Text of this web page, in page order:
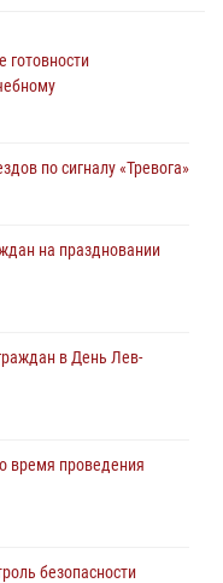
готовности
по сигналу «Тревога»
на праздновании
в День Лев-
время проведения
безопасности